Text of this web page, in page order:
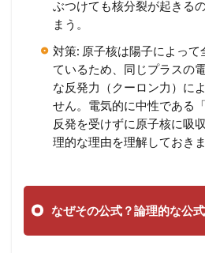
ぶつけても核分裂が起きる
まう。
対策: 原子核は陽子によって
ているため、同じプラスの
な反発力（クーロン力）に
せん。電気的に中性である
反発を受けずに原子核に吸
理的な理由を理解しておきま
なぜその公式？論理的な公